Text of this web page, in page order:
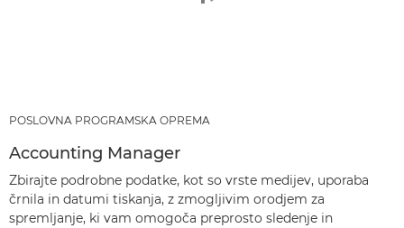
POSLOVNA PROGRAMSKA OPREMA
Accounting Manager
Zbirajte podrobne podatke, kot so vrste medijev, uporaba
črnila in datumi tiskanja, z zmogljivim orodjem za
spremljanje, ki vam omogoča preprosto sledenje in